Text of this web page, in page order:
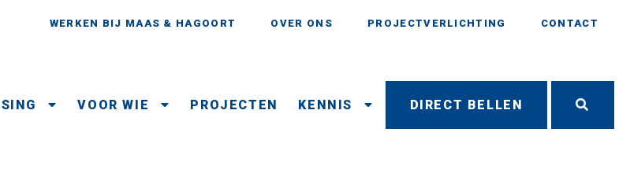
WERKEN BIJ MAAS & HAGOORT OVER ONS PROJECTVERLICHTING CONTACT
VOOR WIE PROJECTEN KENNIS DIRECT BELLEN